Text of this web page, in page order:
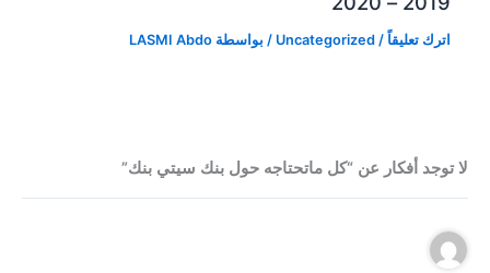
اترك تعليقاً /
Uncategorized/ بواسطة LASMI Abdo
لا توجد أفكار عن “كل ماتحتاجه حول بنك سيتي بنك”